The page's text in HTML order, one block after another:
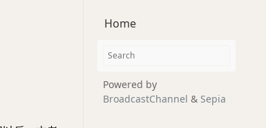
Home
Powered by
BroadcastChannel & Sepia